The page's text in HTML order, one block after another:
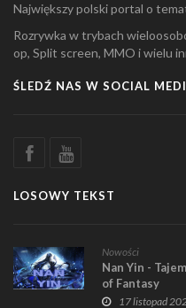
Największy polski portal o
Rozrywka w trybach
op, Split screen, MMO i wielu
ŚLEDŹ NAS W SOCIAL
LOSOWY TEKST
Nowości
Nan Yin -
of Fantasy
17 listopad